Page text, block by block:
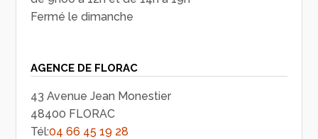
Fermé le dimanche
AGENCE DE FLORAC
43 Avenue Jean Monestier
48400 FLORAC
Tél:04 66 45 19 28